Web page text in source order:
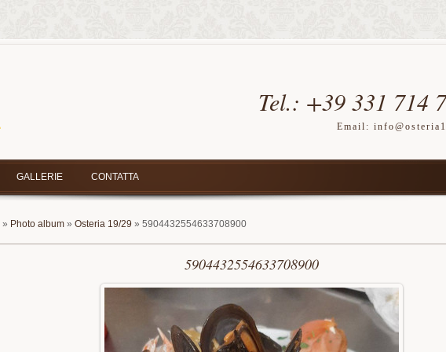
Tel.: +39 331 714
Email:
GALLERIE CONTATTA
» Photo album » Osteria 19/29 » 5904432554633708900
5904432554633708900